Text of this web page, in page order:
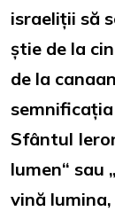
israeliții să
știe de la
de la
Sfântul
lumen“ sau
vină